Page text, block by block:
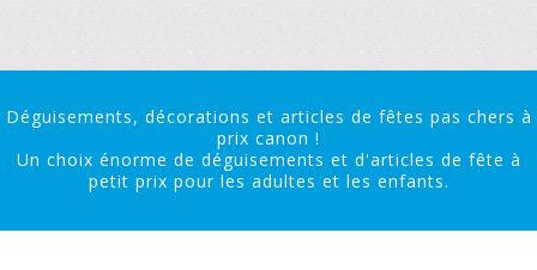
Déguisements, décorations et articles de fêtes pas chers à
prix canon !
Un choix énorme de déguisements et d'articles de fête à
petit prix pour les adultes et les enfants.